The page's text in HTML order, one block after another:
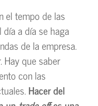
el tempo de las
a día se haga
de la empresa.
Hay que saber
con las
Hacer del